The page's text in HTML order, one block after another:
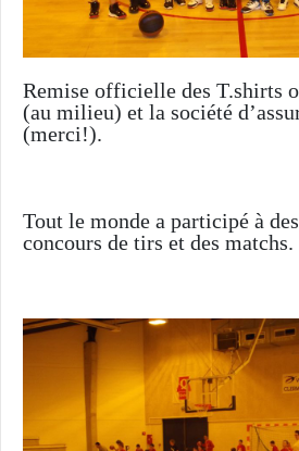
Remise officielle des T.shirts
(au milieu) et la société
(merci!).
Tout le monde a participé à
concours de tirs et des matchs.